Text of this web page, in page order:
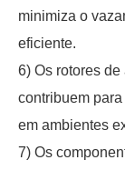
minimiza o
eficiente.
6) Os rotores
contribuem
em ambientes
7) Os